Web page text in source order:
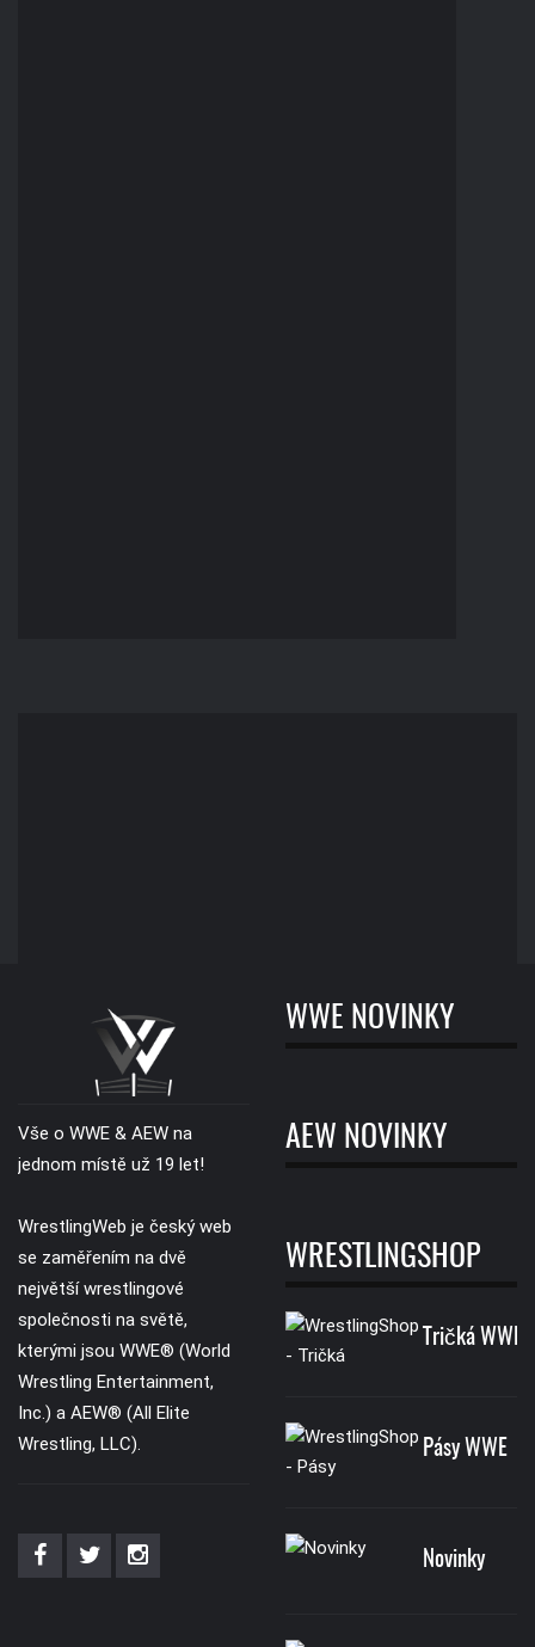
Vše o WWE & AEW na
jednom místě už 19 let!
WrestlingWeb je český web
se zaměřením na dvě
největší wrestlingové
společnosti na světě,
kterými jsou WWE® (World
Wrestling Entertainment,
Inc.) a AEW® (All Elite
Wrestling, LLC).
WWE NOVINKY
AEW NOVINKY
WRESTLINGSHOP
Tričká WWE
Pásy WWE
Novinky